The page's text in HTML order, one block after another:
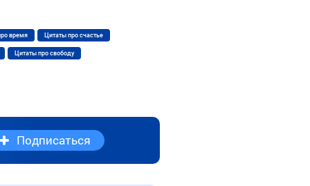
время Цитаты про счастье
Цитаты про свободу
Подписаться